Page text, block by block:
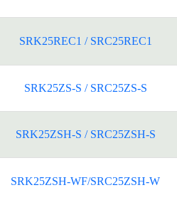
SRK25REC1 / SRC25REC1
SRK25ZS-S / SRC25ZS-S
SRK25ZSH-S / SRC25ZSH-S
SRK25ZSH-WF/SRC25ZSH-W